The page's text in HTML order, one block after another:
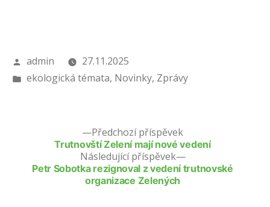
Autor
admin
27.11.2025
Publikováno
ekologická témata, Novinky, Zprávy
Předchozí příspěvek
Trutnovští Zelení mají nové vedení
Následující příspěvek
Petr Sobotka rezignoval z vedení trutnovské
organizace Zelených